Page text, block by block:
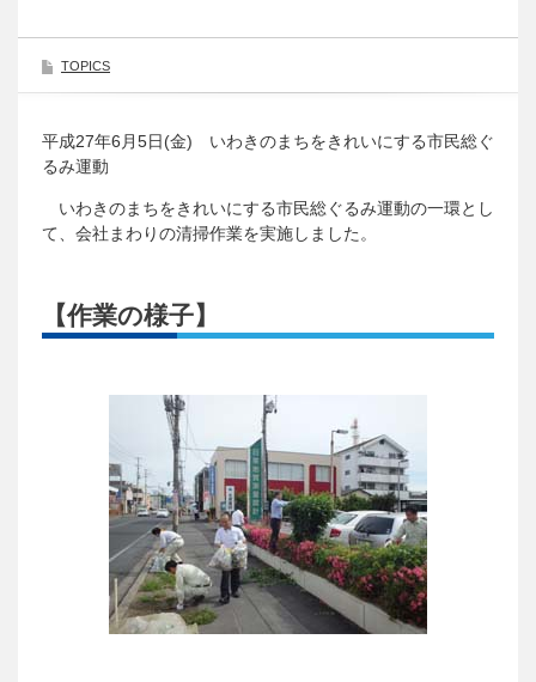
TOPICS
平成27年6月5日(金) いわきのまちをきれいにする市民総ぐ
るみ運動
いわきのまちをきれいにする市民総ぐるみ運動の一環とし
て、会社まわりの清掃作業を実施しました。
【作業の様子】